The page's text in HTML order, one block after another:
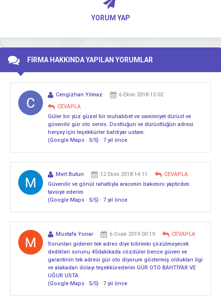
YORUM YAP
FİRMA HAKKINDA YAPILAN YORUMLAR
Cengizhan Yılmaz
6 Ekim 2018 15:02
CEVAPLA
Güler bir yüz güzel bir muhabbet ve samimiyet dürüst ve
güvenilir gür oto servis. Dostluğun ve dürüstlüğün adresi
herşey için teşekkürler bahtiyar ustam.
(Google Maps · 5/5) · 7 yıl önce
Mert Butun 12 Ekim 2018 14:11
CEVAPLA
Güvenilir ve gönül rahatlıyla aracımin bakımını yaptırdım
tavsiye ederim
(Google Maps · 5/5) · 7 yıl önce
Mustafa Yonar 6 Ocak 2019 00:19
CEVAPLA
Sorunları gideren tek adres diye bilirimki çözülmeyecek
dedikleri sorunu 45dakikada cözdüler bence güven ve
garantinin tek adresi gür oto diyorum göstermiş oldukları ilgi
ve alakadan dolayı teşekkürederim GÜR OTO BAHTİYAR VE
UĞUR USTA
(Google Maps · 5/5) · 7 yıl önce